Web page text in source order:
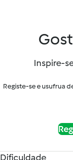
Inspire-
Registe-se e usufrua
Dificuldade